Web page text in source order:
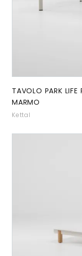
TAVOLO PARK LIFE
MARMO
Kettal